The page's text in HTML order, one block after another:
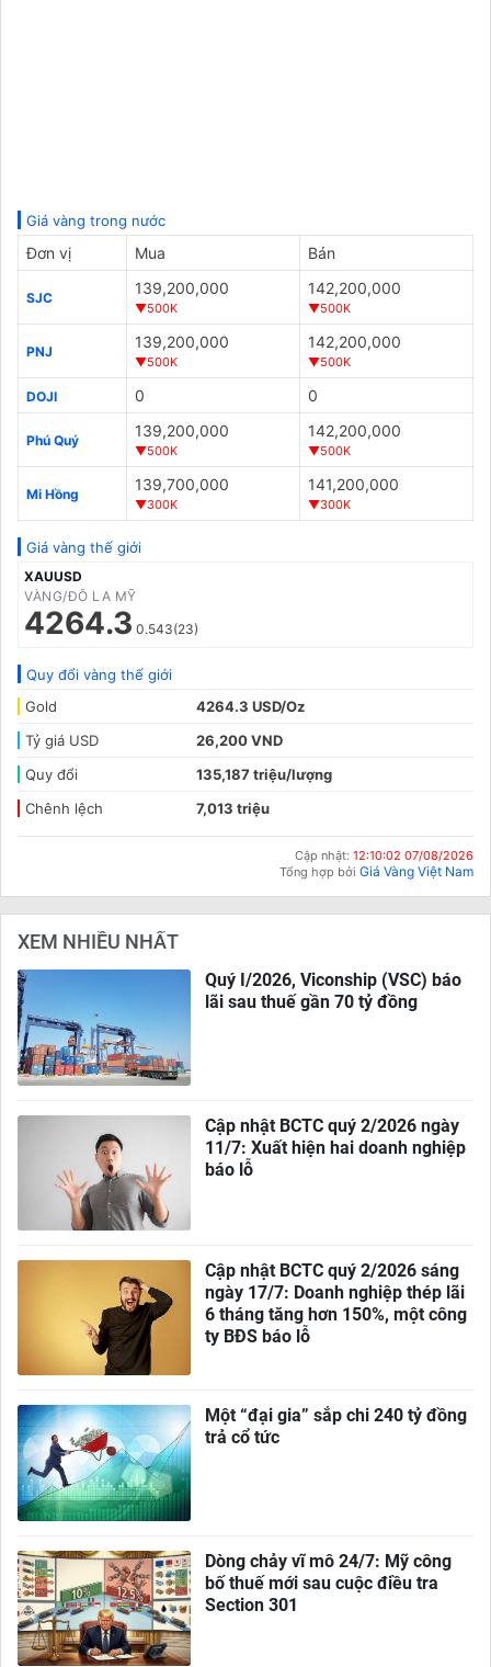
Giá vàng trong nước
Đơn vị Mua Bán
SJC
139,200,000
▼500K
142,200,000
▼500K
PNJ
139,200,000
▼500K
142,200,000
▼500K
DOJI 0 0
Phú Quý
139,200,000
▼500K
142,200,000
▼500K
Mi Hồng
139,700,000
▼300K
141,200,000
▼300K
Giá vàng thế giới
XAUUSD
VÀNG/ĐÔ LA MỸ
4264.3 0.543(23)
Quy đổi vàng thế giới
Gold
4264.3 USD/Oz
Tỷ giá USD
26,200 VND
Quy đổi
135,187 triệu/lượng
Chênh lệch
7,013 triệu
Cập nhật: 12:10:02 07/08/2026
Tổng hợp bởi Giá Vàng Việt Nam
XEM NHIỀU NHẤT
Quý I/2026, Viconship (VSC) báo
lãi sau thuế gần 70 tỷ đồng
Cập nhật BCTC quý 2/2026 ngày
11/7: Xuất hiện hai doanh nghiệp
báo lỗ
Cập nhật BCTC quý 2/2026 sáng
ngày 17/7: Doanh nghiệp thép lãi
6 tháng tăng hơn 150%, một công
ty BĐS báo lỗ
Một “đại gia” sắp chi 240 tỷ đồng
trả cổ tức
Dòng chảy vĩ mô 24/7: Mỹ công
bố thuế mới sau cuộc điều tra
Section 301